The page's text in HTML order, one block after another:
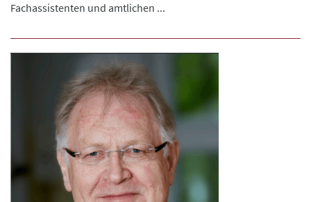
Fachassistenten und amtlichen ...